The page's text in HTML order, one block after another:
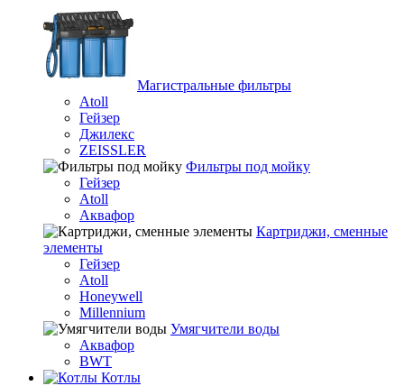
Магистральные фильтры
Atoll
Гейзер
Джилекс
ZEISSLER
Фильтры под мойку
Гейзер
Atoll
Аквафор
Картриджи, сменные
элементы
Гейзер
Atoll
Honeywell
Millennium
Умягчители воды
Аквафор
BWT
Котлы